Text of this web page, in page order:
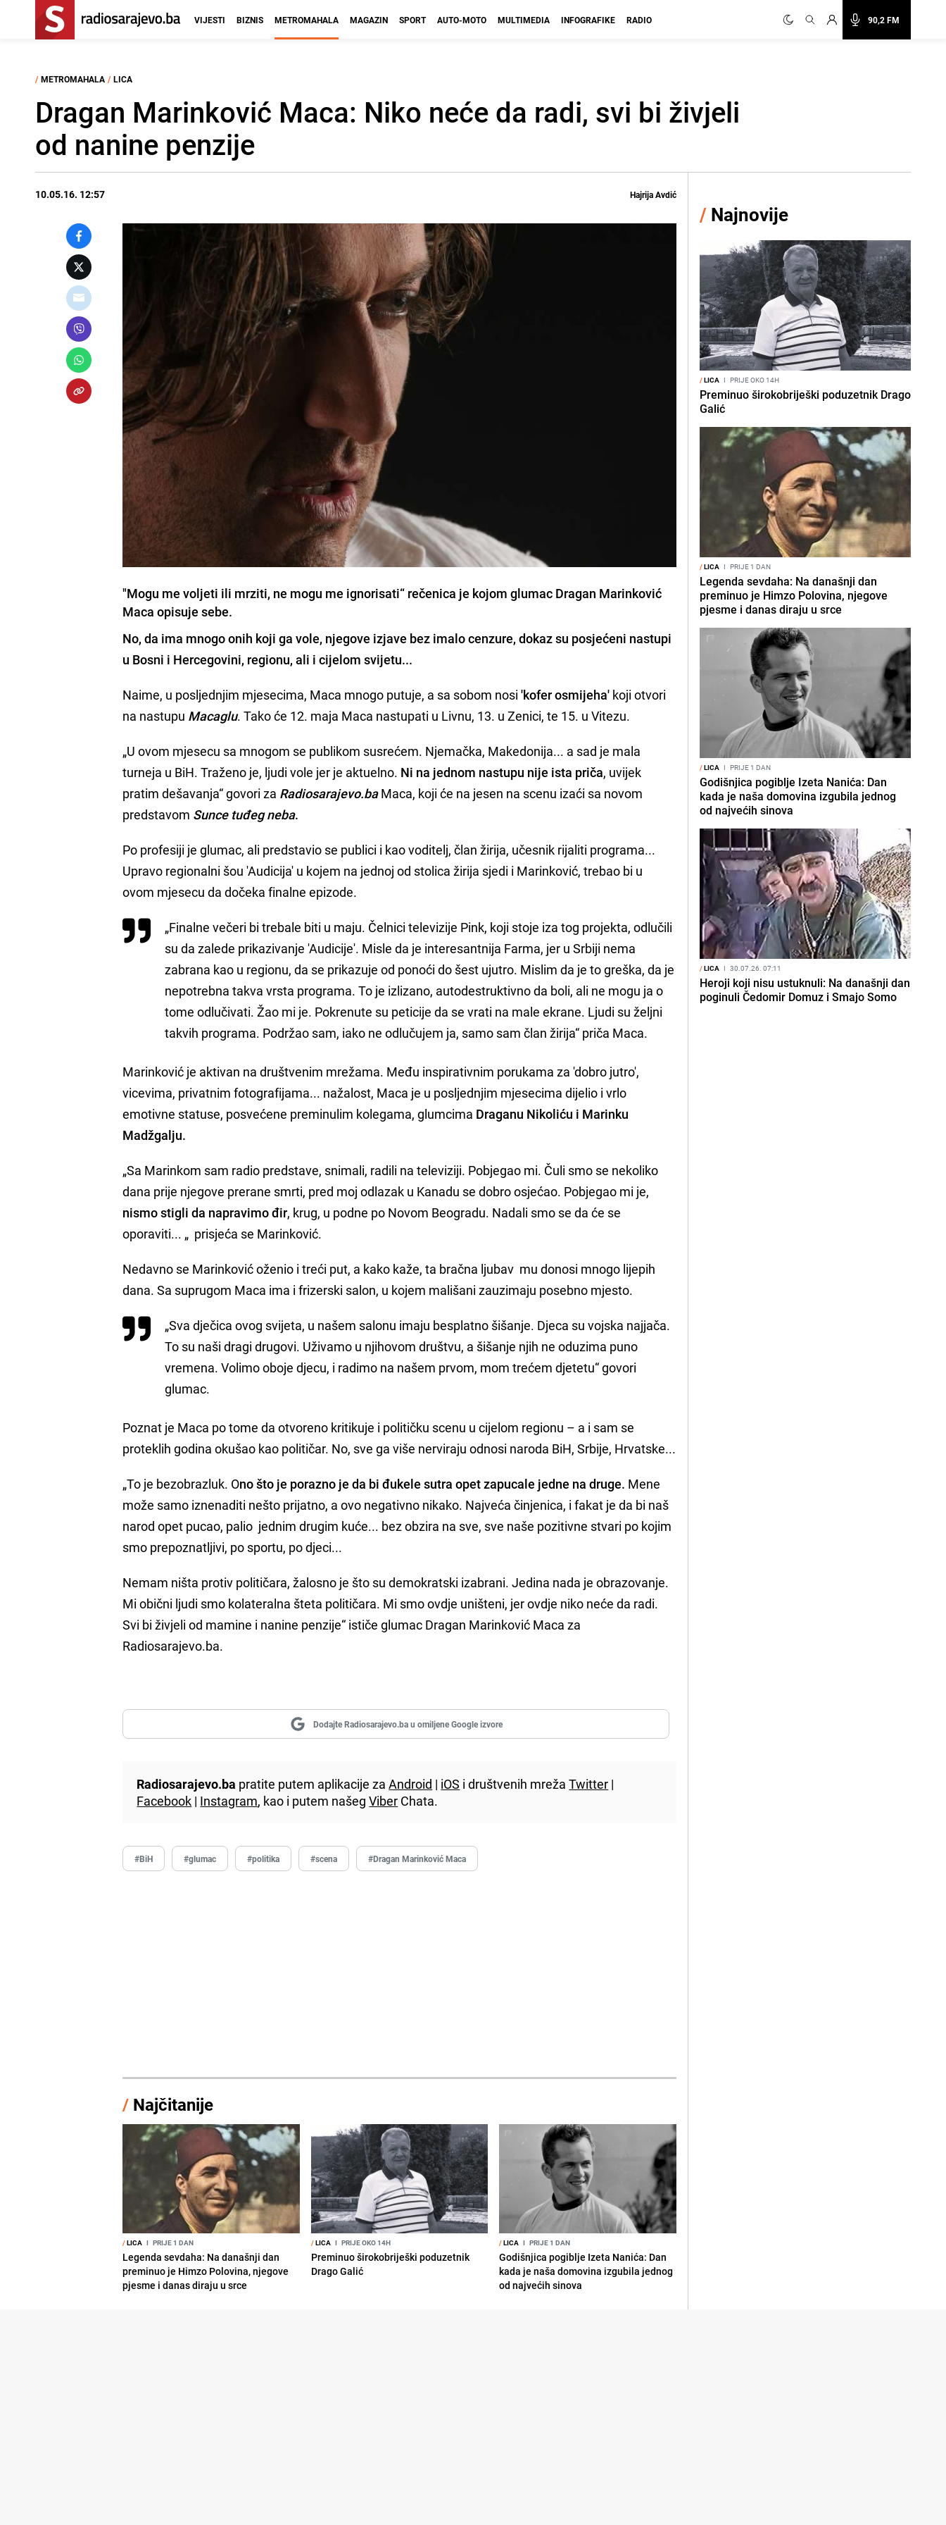
90,2 FM
VIJESTI BIZNIS METROMAHALA MAGAZIN SPORT AUTO-MOTO MULTIMEDIA INFOGRAFIKE RADIO
/ METROMAHALA / LICA
Dragan Marinković Maca: Niko neće da radi, svi bi živjeli
od nanine penzije
10.05.16. 12:57 Hajrija Avdić
"Mogu me voljeti ili mrziti, ne mogu me ignorisati“ rečenica je kojom glumac Dragan Marinković
Maca opisuje sebe.
No, da ima mnogo onih koji ga vole, njegove izjave bez imalo cenzure, dokaz su posjećeni nastupi
u Bosni i Hercegovini, regionu, ali i cijelom svijetu...
Naime, u posljednjim mjesecima, Maca mnogo putuje, a sa sobom nosi'kofer osmijeha' koji otvori
na nastupu Macaglu. Tako će 12. maja Maca nastupati u Livnu, 13. u Zenici, te 15. u Vitezu.
„U ovom mjesecu sa mnogom se publikom susrećem. Njemačka, Makedonija... a sad je mala
turneja u BiH. Traženo je, ljudi vole jer je aktuelno. Ni na jednom nastupu nije ista priča, uvijek
pratim dešavanja“ govori za Radiosarajevo.baMaca, koji će na jesen na scenu izaći sa novom
predstavom Sunce tuđeg neba.
Po profesiji je glumac, ali predstavio se publici i kao voditelj, član žirija, učesnik rijaliti programa...
Upravo regionalni šou 'Audicija' u kojem na jednoj od stolica žirija sjedi i Marinković, trebao bi u
ovom mjesecu da dočeka finalne epizode.
„Finalne večeri bi trebale biti u maju. Čelnici televizije Pink, koji stoje iza tog projekta, odlučili
su da zalede prikazivanje 'Audicije'. Misle da je interesantnija Farma, jer u Srbiji nema
zabrana kao u regionu, da se prikazuje od ponoći do šest ujutro. Mislim da je to greška, da je
nepotrebna takva vrsta programa. To je izlizano, autodestruktivno da boli, ali ne mogu ja o
tome odlučivati. Žao mi je. Pokrenute su peticije da se vrati na male ekrane. Ljudi su željni
takvih programa. Podržao sam, iako ne odlučujem ja, samo sam član žirija“ priča Maca.
Marinković je aktivan na društvenim mrežama. Među inspirativnim porukama za 'dobro jutro',
vicevima, privatnim fotografijama... nažalost, Maca je u posljednjim mjesecima dijelio i vrlo
emotivne statuse, posvećene preminulim kolegama, glumcima Draganu Nikoliću i Marinku
Madžgalju.
„Sa Marinkom sam radio predstave, snimali, radili na televiziji. Pobjegao mi. Čuli smo se nekoliko
dana prije njegove prerane smrti, pred moj odlazak u Kanadu se dobro osjećao. Pobjegao mi je,
nismo stigli da napravimo đir, krug, u podne po Novom Beogradu. Nadali smo se da će se
oporaviti... „ prisjeća se Marinković.
Nedavno se Marinković oženio i treći put, a kako kaže, ta bračna ljubav mu donosi mnogo lijepih
dana. Sa suprugom Maca ima i frizerski salon, u kojem mališani zauzimaju posebno mjesto.
„Sva dječica ovog svijeta, u našem salonu imaju besplatno šišanje. Djeca su vojska najjača.
To su naši dragi drugovi. Uživamo u njihovom društvu, a šišanje njih ne oduzima puno
vremena. Volimo oboje djecu, i radimo na našem prvom, mom trećem djetetu“ govori
glumac.
Poznat je Maca po tome da otvoreno kritikuje i političku scenu u cijelom regionu – a i sam se
proteklih godina okušao kao političar. No, sve ga više nerviraju odnosi naroda BiH, Srbije, Hrvatske...
„To je bezobrazluk. Ono što je porazno je da bi đukele sutra opet zapucale jedne na druge. Mene
može samo iznenaditi nešto prijatno, a ovo negativno nikako. Najveća činjenica, i fakat je da bi naš
narod opet pucao, palio jednim drugim kuće... bez obzira na sve, sve naše pozitivne stvari po kojim
smo prepoznatljivi, po sportu, po djeci...
Nemam ništa protiv političara, žalosno je što su demokratski izabrani. Jedina nada je obrazovanje.
Mi obični ljudi smo kolateralna šteta političara. Mi smo ovdje uništeni, jer ovdje niko neće da radi.
Svi bi živjeli od mamine i nanine penzije“ ističe glumac Dragan Marinković Maca za
Radiosarajevo.ba.
Dodajte Radiosarajevo.ba u omiljene Google izvore
Radiosarajevo.ba pratite putem aplikacije zaAndroid | iOS i društvenih mrežaTwitter |
Facebook | Instagram, kao i putem našegViber Chata.
#BiH #glumac #politika #scena #Dragan Marinković Maca
/ Najčitanije
/LICA I PRIJE 1 DAN
Legenda sevdaha: Na današnji dan
preminuo je Himzo Polovina, njegove
pjesme i danas diraju u srce
/LICA I PRIJE OKO 14H
Preminuo širokobriješki poduzetnik
Drago Galić
/LICA I PRIJE 1 DAN
Godišnjica pogiblje Izeta Nanića: Dan
kada je naša domovina izgubila jednog
od najvećih sinova
/ Najnovije
/LICA I PRIJE OKO 14H
Preminuo širokobriješki poduzetnik Drago
Galić
/LICA I PRIJE 1 DAN
Legenda sevdaha: Na današnji dan
preminuo je Himzo Polovina, njegove
pjesme i danas diraju u srce
/LICA I PRIJE 1 DAN
Godišnjica pogiblje Izeta Nanića: Dan
kada je naša domovina izgubila jednog
od najvećih sinova
/LICA I 30.07.26. 07:11
Heroji koji nisu ustuknuli: Na današnji dan
poginuli Čedomir Domuz i Smajo Somo